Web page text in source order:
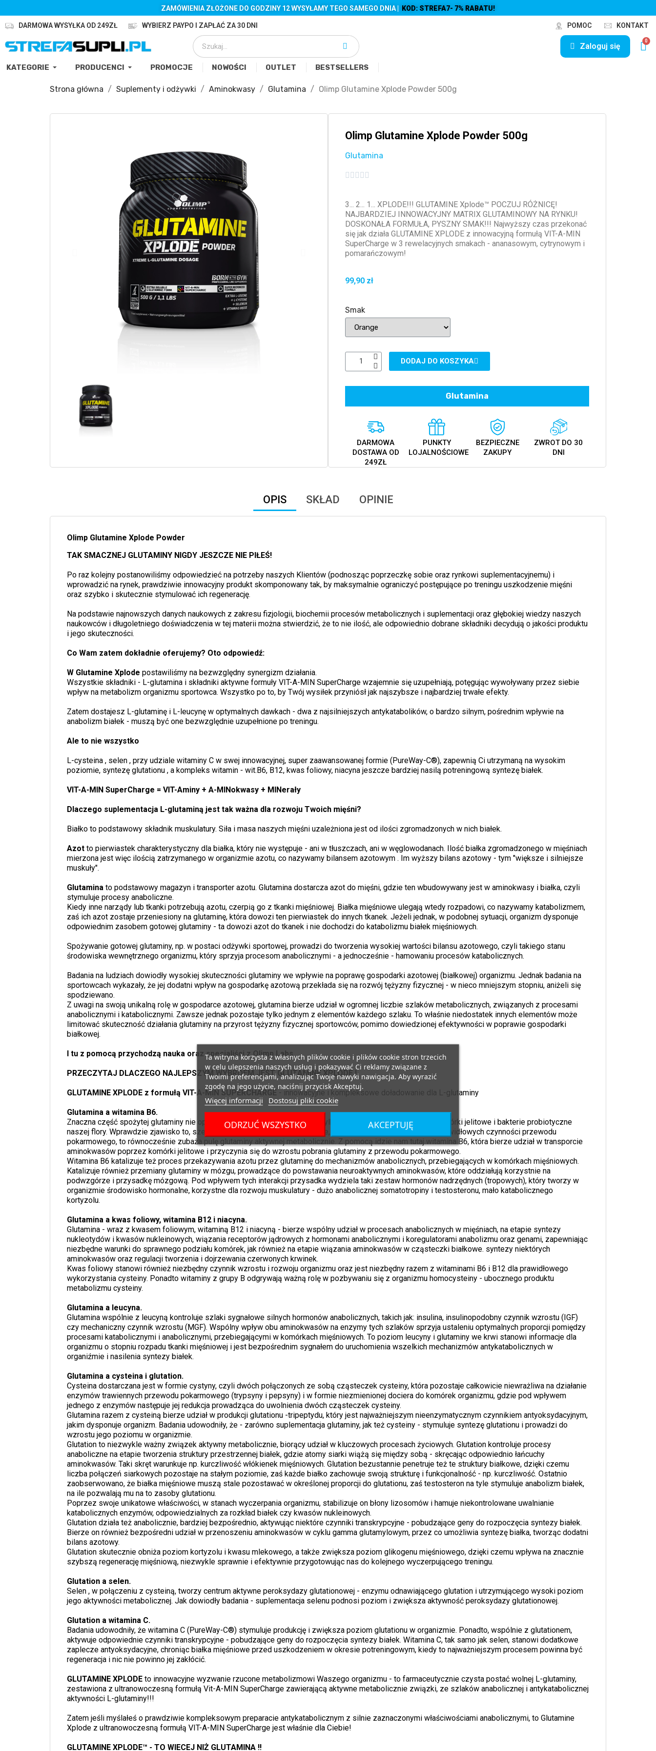
ZAMÓWIENIA ZŁOŻONE DO GODZINY 12 WYSYŁAMY TEGO SAMEGO DNIA | KOD: STREFA7- 7% RABATU!
DARMOWA WYSYŁKA OD 249ZŁ WYBIERZ PAYPO I ZAPŁAĆ ZA 30 DNI POMOC KONTAKT
Zaloguj się
KATEGORIE PRODUCENCI PROMOCJE NOWOŚCI OUTLET BESTSELLERS
Strona główna Suplementy i odżywki Aminokwasy Glutamina Olimp Glutamine Xplode Powder 500g
Olimp Glutamine Xplode Powder 500g
Glutamina
    
3... 2... 1... XPLODE!!! GLUTAMINE Xplode™ POCZUJ RÓŻNICĘ!
NAJBARDZIEJ INNOWACYJNY MATRIX GLUTAMINOWY NA RYNKU!
DOSKONAŁA FORMUŁA, PYSZNY SMAK!!! Najwyższy czas przekonać
się jak działa GLUTAMINE XPLODE z innowacyjną formułą VIT-A-MIN
SuperCharge w 3 rewelacyjnych smakach - ananasowym, cytrynowym i
pomarańczowym!
99,90 zł
Smak
DODAJ DO KOSZYKA
Glutamina
DARMOWA
DOSTAWA OD
249ZŁ
PUNKTY
LOJALNOŚCIOWE
BEZPIECZNE
ZAKUPY
ZWROT DO 30
DNI
OPIS SKŁAD OPINIE
Olimp Glutamine Xplode Powder
TAK SMACZNEJ GLUTAMINY NIGDY JESZCZE NIE PIŁEŚ!
Po raz kolejny postanowiliśmy odpowiedzieć na potrzeby naszych Klientów (podnosząc poprzeczkę sobie oraz rynkowi suplementacyjnemu) i
wprowadzić na rynek, prawdziwie innowacyjny produkt skomponowany tak, by maksymalnie ograniczyć postępujące po treningu uszkodzenie mięśni
oraz szybko i skutecznie stymulować ich regenerację.
Na podstawie najnowszych danych naukowych z zakresu fizjologii, biochemii procesów metabolicznych i suplementacji oraz głębokiej wiedzy naszych
naukowców i długoletniego doświadczenia w tej materii można stwierdzić, że to nie ilość, ale odpowiednio dobrane składniki decydują o jakości produktu
i jego skuteczności.
Co Wam zatem dokładnie oferujemy? Oto odpowiedź:
W Glutamine Xplode postawiliśmy na bezwzględny synergizm działania.
Wszystkie składniki - L-glutamina i składniki aktywne formuły VIT-A-MIN SuperCharge wzajemnie się uzupełniają, potęgując wywoływany przez siebie
wpływ na metabolizm organizmu sportowca. Wszystko po to, by Twój wysiłek przyniósł jak najszybsze i najbardziej trwałe efekty.
Zatem dostajesz L-glutaminę i L-leucynę w optymalnych dawkach - dwa z najsilniejszych antykatabolików, o bardzo silnym, pośrednim wpływie na
anabolizm białek - muszą być one bezwzględnie uzupełnione po treningu.
Ale to nie wszystko
L-cysteina , selen , przy udziale witaminy C w swej innowacyjnej, super zaawansowanej formie (PureWay-C®), zapewnią Ci utrzymaną na wysokim
poziomie, syntezę glutationu , a kompleks witamin - wit.B6, B12, kwas foliowy, niacyna jeszcze bardziej nasilą potreningową syntezę białek.
VIT-A-MIN SuperCharge = VIT-Aminy + A-MINokwasy + MINerały
Dlaczego suplementacja L-glutaminą jest tak ważna dla rozwoju Twoich mięśni?
Białko to podstawowy składnik muskulatury. Siła i masa naszych mięśni uzależniona jest od ilości zgromadzonych w nich białek.
Azotto pierwiastek charakterystyczny dla białka, który nie występuje - ani w tłuszczach, ani w węglowodanach. Ilość białka zgromadzonego w mięśniach
mierzona jest więc ilością zatrzymanego w organizmie azotu, co nazywamy bilansem azotowym . Im wyższy bilans azotowy - tym "większe i silniejsze
muskuły".
Glutaminato podstawowy magazyn i transporter azotu. Glutamina dostarcza azot do mięśni, gdzie ten wbudowywany jest w aminokwasy i białka, czyli
stymuluje procesy anaboliczne.
Kiedy inne narządy lub tkanki potrzebują azotu, czerpią go z tkanki mięśniowej. Białka mięśniowe ulegają wtedy rozpadowi, co nazywamy katabolizmem,
zaś ich azot zostaje przeniesiony na glutaminę, która dowozi ten pierwiastek do innych tkanek. Jeżeli jednak, w podobnej sytuacji, organizm dysponuje
odpowiednim zasobem gotowej glutaminy - ta dowozi azot do tkanek i nie dochodzi do katabolizmu białek mięśniowych.
Spożywanie gotowej glutaminy, np. w postaci odżywki sportowej, prowadzi do tworzenia wysokiej wartości bilansu azotowego, czyli takiego stanu
środowiska wewnętrznego organizmu, który sprzyja procesom anabolicznymi - a jednocześnie - hamowaniu procesów katabolicznych.
Badania na ludziach dowiodły wysokiej skuteczności glutaminy we wpływie na poprawę gospodarki azotowej (białkowej) organizmu. Jednak badania na
sportowcach wykazały, że jej dodatni wpływ na gospodarkę azotową przekłada się na rozwój tężyzny fizycznej - w nieco mniejszym stopniu, aniżeli się
spodziewano.
Z uwagi na swoją unikalną rolę w gospodarce azotowej, glutamina bierze udział w ogromnej liczbie szlaków metabolicznych, związanych z procesami
anabolicznymi i katabolicznymi. Zawsze jednak pozostaje tylko jednym z elementów każdego szlaku. To właśnie niedostatek innych elementów może
limitować skuteczność działania glutaminy na przyrost tężyzny fizycznej sportowców, pomimo dowiedzionej efektywności w poprawie gospodarki
białkowej.
I tu z pomocą przychodzą nauka oraz specjaliści z Olimp Labs
PRZECZYTAJ DLACZEGO NAJLEPSZYM WYBROEM JEST GLUTAMINE XPLODE !
GLUTAMINE XPLODE z formułą VIT-A-MIN SUPERCHARGE - innowacyjne i kompleksowe doładowanie dla L-glutaminy
Glutamina a witamina B6.
Znaczna część spożytej glutaminy nie opuszcza przewodu pokarmowego, tylko zostaje "zatrzymana" przez komórki jelitowe i bakterie probiotyczne
naszej flory. Wprawdzie zjawisko to, szeroko ostatnio badane i dyskutowane, jest niezwykle pożyteczne dla prawidłowych czynności przewodu
pokarmowego, to równocześnie zubaża pulę glutaminy aktywnej metabolicznie. Z pomocą idzie nam tutaj witamina B6, która bierze udział w transporcie
aminokwasów poprzez komórki jelitowe i przyczynia się do wzrostu pobrania glutaminy z przewodu pokarmowego.
Witamina B6 katalizuje też proces przekazywania azotu przez glutaminę do mechanizmów anabolicznych, przebiegających w komórkach mięśniowych.
Katalizuje również przemiany glutaminy w mózgu, prowadzące do powstawania neuroaktywnych aminokwasów, które oddziałują korzystnie na
podwzgórze i przysadkę mózgową. Pod wpływem tych interakcji przysadka wydziela taki zestaw hormonów nadrzędnych (tropowych), który tworzy w
organizmie środowisko hormonalne, korzystne dla rozwoju muskulatury - dużo anabolicznej somatotropiny i testosteronu, mało katabolicznego
kortyzolu.
Glutamina a kwas foliowy, witamina B12 i niacyna.
Glutamina - wraz z kwasem foliowym, witaminą B12 i niacyną - bierze wspólny udział w procesach anabolicznych w mięśniach, na etapie syntezy
nukleotydów i kwasów nukleinowych, wiązania receptorów jądrowych z hormonami anabolicznymi i koregulatorami anabolizmu oraz genami, zapewniając
niezbędne warunki do sprawnego podziału komórek, jak również na etapie wiązania aminokwasów w cząsteczki białkowe. syntezy niektórych
aminokwasów oraz regulacji tworzenia i dojrzewania czerwonych krwinek.
Kwas foliowy stanowi również niezbędny czynnik wzrostu i rozwoju organizmu oraz jest niezbędny razem z witaminami B6 i B12 dla prawidłowego
wykorzystania cysteiny. Ponadto witaminy z grupy B odgrywają ważną rolę w pozbywaniu się z organizmu homocysteiny - ubocznego produktu
metabolizmu cysteiny.
Glutamina a leucyna.
Glutamina wspólnie z leucyną kontroluje szlaki sygnałowe silnych hormonów anabolicznych, takich jak: insulina, insulinopodobny czynnik wzrostu (IGF)
czy mechaniczny czynnik wzrostu (MGF). Wspólny wpływ obu aminokwasów na enzymy tych szlaków sprzyja ustaleniu optymalnych proporcji pomiędzy
procesami katabolicznymi i anabolicznymi, przebiegającymi w komórkach mięśniowych. To poziom leucyny i glutaminy we krwi stanowi informacje dla
organizmu o stopniu rozpadu tkanki mięśniowej i jest bezpośrednim sygnałem do uruchomienia wszelkich mechanizmów antykatabolicznych w
organiźmie i nasilenia syntezy białek.
Glutamina a cysteina i glutation.
Cysteina dostarczana jest w formie cystyny, czyli dwóch połączonych ze sobą cząsteczek cysteiny, która pozostaje całkowicie niewrażliwa na działanie
enzymów trawiennych przewodu pokarmowego (trypsyny i pepsyny) i w formie niezmienionej dociera do komórek organizmu, gdzie pod wpływem
jednego z enzymów następuje jej redukcja prowadząca do uwolnienia dwóch cząsteczek cysteiny.
Glutamina razem z cysteiną bierze udział w produkcji glutationu -tripeptydu, który jest najważniejszym nieenzymatycznym czynnikiem antyoksydacyjnym,
jakim dysponuje organizm. Badania udowodniły, że - zarówno suplementacja glutaminy, jak też cysteiny - stymuluje syntezę glutationu i prowadzi do
wzrostu jego poziomu w organizmie.
Glutation to niezwykle ważny związek aktywny metabolicznie, biorący udział w kluczowych procesach życiowych. Glutation kontroluje procesy
anaboliczne na etapie tworzenia struktury przestrzennej białek, gdzie atomy siarki wiążą się między sobą - skręcając odpowiednio łańcuchy
aminokwasów. Taki skręt warunkuje np. kurczliwość włókienek mięśniowych. Glutation bezustannie penetruje też te struktury białkowe, dzięki czemu
liczba połączeń siarkowych pozostaje na stałym poziomie, zaś każde białko zachowuje swoją strukturę i funkcjonalność - np. kurczliwość. Ostatnio
zaobserwowano, że białka mięśniowe muszą stale pozostawać w określonej proporcji do glutationu, zaś testosteron na tyle stymuluje anabolizm białek,
na ile pozwalają mu na to zasoby glutationu.
Poprzez swoje unikatowe właściwości, w stanach wyczerpania organizmu, stabilizuje on błony lizosomów i hamuje niekontrolowane uwalnianie
katabolicznych enzymów, odpowiedzialnych za rozkład białek czy kwasów nukleinowych.
Glutation działa też anabolicznie, bardziej bezpośrednio, aktywując niektóre czynniki transkrypcyjne - pobudzające geny do rozpoczęcia syntezy białek.
Bierze on również bezpośredni udział w przenoszeniu aminokwasów w cyklu gamma glutamylowym, przez co umożliwia syntezę białka, tworząc dodatni
bilans azotowy.
Glutation skutecznie obniża poziom kortyzolu i kwasu mlekowego, a także zwiększa poziom glikogenu mięśniowego, dzięki czemu wpływa na znacznie
szybszą regenerację mięśniową, niezwykle sprawnie i efektywnie przygotowując nas do kolejnego wyczerpującego treningu.
Glutation a selen.
Selen , w połączeniu z cysteiną, tworzy centrum aktywne peroksydazy glutationowej - enzymu odnawiającego glutation i utrzymującego wysoki poziom
jego aktywności metabolicznej. Jak dowiodły badania - suplementacja selenu podnosi poziom i zwiększa aktywność peroksydazy glutationowej.
Glutation a witamina C.
Badania udowodniły, że witamina C (PureWay-C®) stymuluje produkcję i zwiększa poziom glutationu w organizmie. Ponadto, wspólnie z glutationem,
aktywuje odpowiednie czynniki transkrypcyjne - pobudzające geny do rozpoczęcia syntezy białek. Witamina C, tak samo jak selen, stanowi dodatkowe
zaplecze antyoksydacyjne, chroniąc białka mięśniowe przed uszkodzeniem w okresie potreningowym, kiedy to najważniejszym procesem powinna być
regeneracja i nic nie powinno jej zakłócić.
GLUTAMINE XPLODE to innowacyjne wyzwanie rzucone metabolizmowi Waszego organizmu - to farmaceutycznie czysta postać wolnej L-glutaminy,
zestawiona z ultranowoczesną formułą Vit-A-MIN SuperCharge zawierającą aktywne metabolicznie związki, ze szlaków anabolicznej i antykatabolicznej
aktywności L-glutaminy!!!
Zatem jeśli myślałeś o prawdziwie kompleksowym preparacie antykatabolicznym z silnie zaznaczonymi właściwościami anabolicznymi, to Glutamine
Xplode z ultranowoczesną formułą VIT-A-MIN SuperCharge jest właśnie dla Ciebie!
GLUTAMINE XPLODE™ - TO WIECEJ NIŻ GLUTAMINA !!
Ta witryna korzysta z własnych plików cookie i plików cookie stron trzecich
w celu ulepszenia naszych usług i pokazywać Ci reklamy związane z
Twoimi preferencjami, analizując Twoje nawyki nawigacja. Aby wyrazić
zgodę na jego użycie, naciśnij przycisk Akceptuj.
Więcej informacji Dostosuj pliki cookie
ODRZUĆ WSZYSTKO AKCEPTUJĘ